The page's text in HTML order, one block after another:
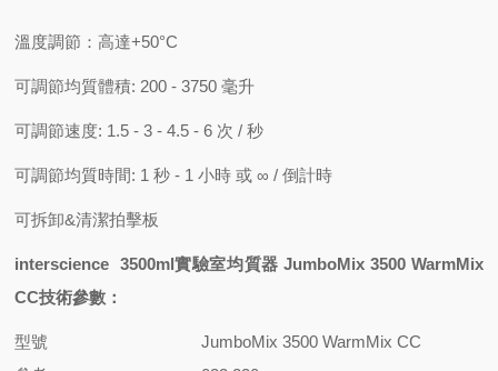
溫度調節：高達+50°C
可調節均質體積: 200 - 3750 毫升
可調節速度: 1.5 - 3 - 4.5 - 6 次 / 秒
可調節均質時間: 1 秒 - 1 小時 或 ∞ / 倒計時
可拆卸&清潔拍擊板
interscience 3500ml實驗室均質器 JumboMix 3500 WarmMix
CC技術參數：
型號
JumboMix 3500 WarmMix CC